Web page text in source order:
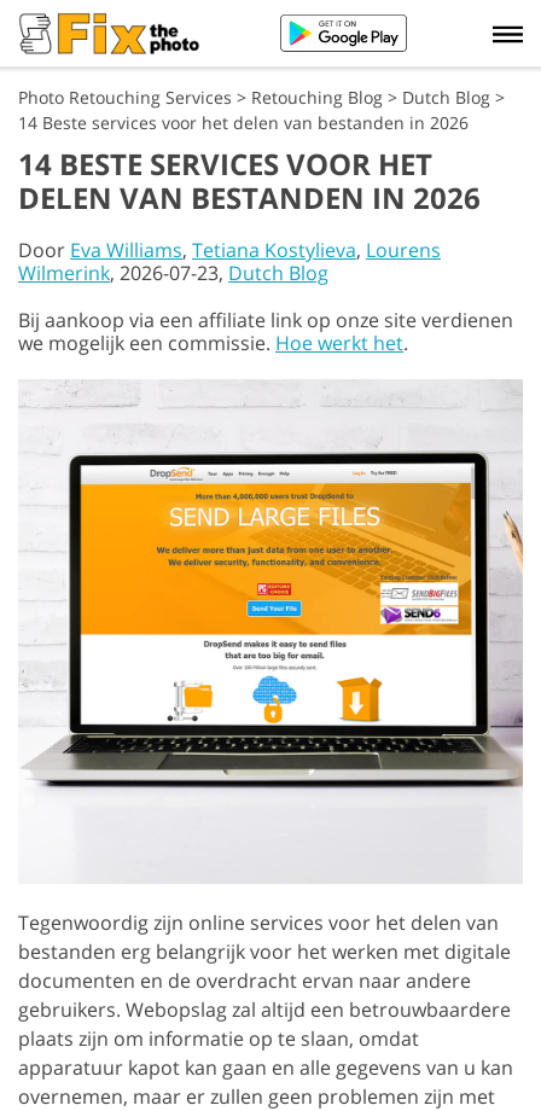
Photo Retouching Services > Retouching Blog > Dutch Blog >
14 Beste services voor het delen van bestanden in 2026
14 BESTE SERVICES VOOR HET
DELEN VAN BESTANDEN IN 2026
Door Eva Williams, Tetiana Kostylieva, Lourens
Wilmerink, 2026-07-23, Dutch Blog
Bij aankoop via een affiliate link op onze site verdienen
we mogelijk een commissie. Hoe werkt het.
Tegenwoordig zijn online services voor het delen van
bestanden erg belangrijk voor het werken met digitale
documenten en de overdracht ervan naar andere
gebruikers. Webopslag zal altijd een betrouwbaardere
plaats zijn om informatie op te slaan, omdat
apparatuur kapot kan gaan en alle gegevens van u kan
overnemen, maar er zullen geen problemen zijn met